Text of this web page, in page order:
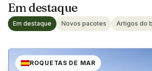
Em destaque
Em destaque Novos pacotes Artigos do
ROQUETAS DE MAR